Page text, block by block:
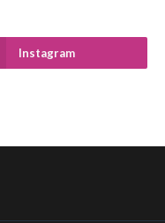
Instagram